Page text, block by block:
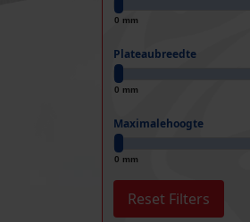
0 mm
Plateaubreedte
0 mm
Maximalehoogte
0 mm